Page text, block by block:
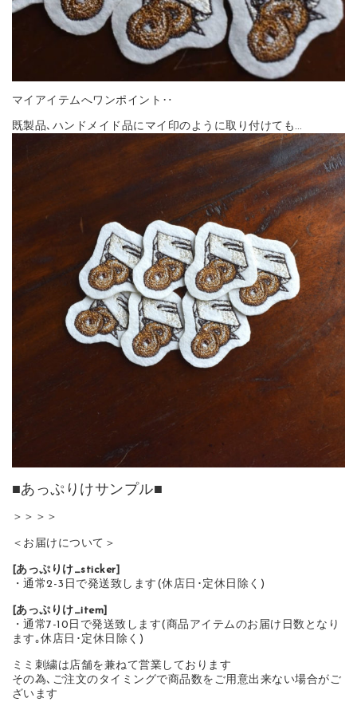
マイアイテムへワンポイント‥
既製品､ハンドメイド品にマイ印のように取り付けても…
■あっぷりけサンプル■
＞＞＞＞
＜お届けについて＞
[あっぷりけ_sticker]
・通常2-3日で発送致します(休店日･定休日除く)
[あっぷりけ_item]
・通常7-10日で発送致します(商品アイテムのお届け日数となり
ます｡休店日･定休日除く)
ミミ刺繍は店舗を兼ねて営業しております
その為､ご注文のタイミングで商品数をご用意出来ない場合がご
ざいます